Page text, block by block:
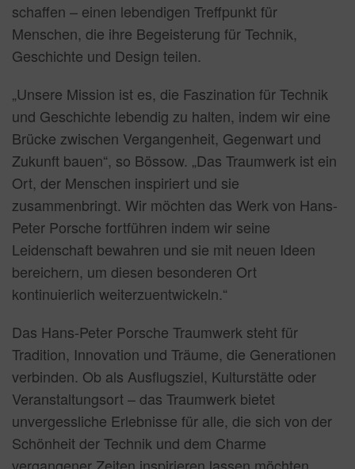
schaffen – einen lebendigen Treffpunkt für
Menschen, die ihre Begeisterung für Technik,
Geschichte und Design teilen.
„Unsere Mission ist es, die Faszination für Technik
und Geschichte lebendig zu halten, indem wir eine
Brücke zwischen Vergangenheit, Gegenwart und
Zukunft bauen“, so Bössow. „Das Traumwerk ist ein
Ort, der Menschen inspiriert und sie
zusammenbringt. Wir möchten das Werk von Hans-
Peter Porsche fortführen indem wir seine
Leidenschaft bewahren und sie mit neuen Ideen
bereichern, um diesen besonderen Ort
kontinuierlich weiterzuentwickeln.“
Das Hans-Peter Porsche Traumwerk steht für
Tradition, Innovation und Träume, die Generationen
verbinden. Ob als Ausflugsziel, Kulturstätte oder
Veranstaltungsort – das Traumwerk bietet
unvergessliche Erlebnisse für alle, die sich von der
Schönheit der Technik und dem Charme